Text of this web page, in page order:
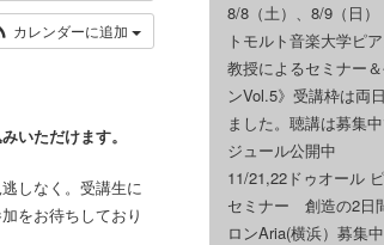
カレンダーに追加
いただけます。
しなく。受講生に
をお待ちしており
8/8（土）、8/9（日
トモルト音楽大学ピ
教授によるセミナー
ンVol.5》受講枠は両
ました。聴講は募集
ジュール公開中
11/21,22ドゥオール
セミナー 創造の2日
ロンAria(横浜）募集中